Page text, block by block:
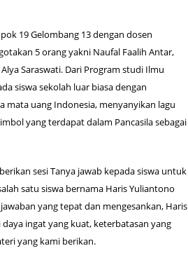
19 Gelombang 13 dengan dosen
5 orang yakni Naufal Faalih Antar,
Saraswati. Dari Program studi Ilmu
siswa sekolah luar biasa dengan
mata uang Indonesia, menyanyikan lagu
yang terdapat dalam Pancasila sebagai
sesi Tanya jawab kepada siswa untuk
satu siswa bernama Haris Yuliantono
yang tepat dan mengesankan, Haris
ingat yang kuat, keterbatasan yang
yang kami berikan.